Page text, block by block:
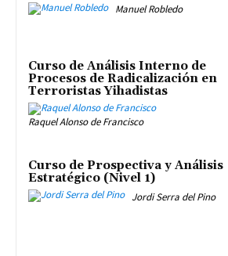
Manuel Robledo
Curso de Análisis Interno de
Procesos de Radicalización en
Terroristas Yihadistas
Raquel Alonso de Francisco
Curso de Prospectiva y Análisis
Estratégico (Nivel 1)
Jordi Serra del Pino